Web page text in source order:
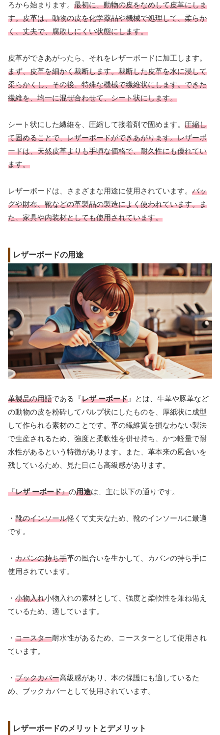
ろから始まります。 最初に、動物の皮をなめして皮革にしま
す。皮革は、動物の皮を化学薬品や機械で処理して、柔らか
く、丈夫で、腐敗しにくい状態にします。
皮革ができあがったら、それをレザーボードに加工します。
まず、皮革を細かく裁断します。裁断した皮革を水に浸して
柔らかくし、その後、特殊な機械で繊維状にします。できた
繊維を、均一に混ぜ合わせて、シート状にします。
シート状にした繊維を、圧縮して接着剤で固めます。 圧縮し
て固めることで、レザーボードができあがります。レザーボ
ードは、天然皮革よりも手頃な価格で、耐久性にも優れてい
ます。
レザーボードは、さまざまな用途に使用されています。 バッ
グや財布、靴などの革製品の製造によく使われています。ま
た、家具や内装材としても使用されています。
レザーボードの用途
革製品の用語である『レザ ーボード 』とは、牛革や豚革など
の動物の皮を粉砕してパルプ状にしたものを、厚紙状に成型
して作られる素材のことです。革の繊維質を損なわない製法
で生産されるため、強度と柔軟性を併せ持ち、かつ軽量で耐
水性があるという特徴があります。また、革本来の風合いを
残しているため、見た目にも高級感があります。
『レザ ーボード』の用途は、主に以下の通りです。
・ 靴のインソール軽くて丈夫なため、靴のインソールに最適
です。
・ カバンの持ち手革の風合いを生かして、カバンの持ち手に
使用されています。
・ 小物入れ小物入れの素材として、強度と柔軟性を兼ね備え
ているため、適しています。
・ コースター耐水性があるため、コースターとして使用され
ています。
・ ブックカバー高級感があり、本の保護にも適しているた
め、ブックカバーとして使用されています。
レザーボードのメリットとデメリット